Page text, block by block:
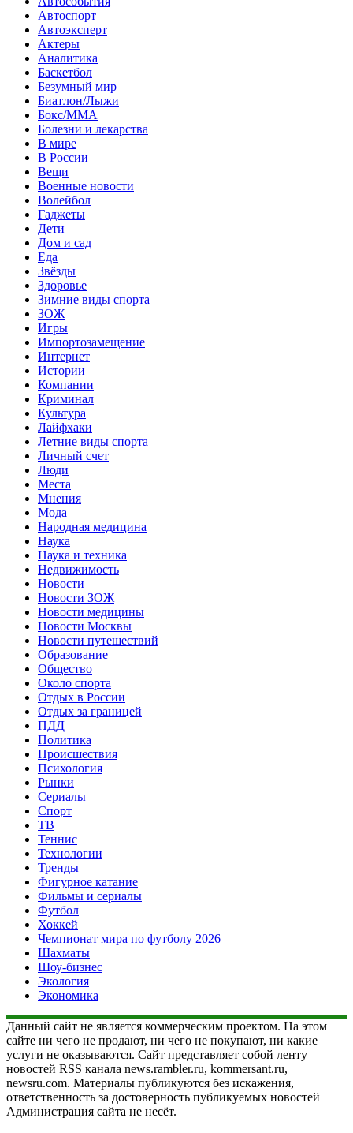
Автоспорт
Автоэксперт
Актеры
Аналитика
Баскетбол
Безумный мир
Биатлон/Лыжи
Бокс/MMA
Болезни и лекарства
В мире
В России
Вещи
Военные новости
Волейбол
Гаджеты
Дети
Дом и сад
Еда
Звёзды
Здоровье
Зимние виды спорта
ЗОЖ
Игры
Импортозамещение
Интернет
Истории
Компании
Криминал
Культура
Лайфхаки
Летние виды спорта
Личный счет
Люди
Места
Мнения
Мода
Народная медицина
Наука
Наука и техника
Недвижимость
Новости
Новости ЗОЖ
Новости медицины
Новости Москвы
Новости путешествий
Образование
Общество
Около спорта
Отдых в России
Отдых за границей
ПДД
Политика
Происшествия
Психология
Рынки
Сериалы
Спорт
ТВ
Теннис
Технологии
Тренды
Фигурное катание
Фильмы и сериалы
Футбол
Хоккей
Чемпионат мира по футболу 2026
Шахматы
Шоу-бизнес
Экология
Экономика
Данный сайт не является коммерческим проектом. На этом
сайте ни чего не продают, ни чего не покупают, ни какие
услуги не оказываются. Сайт представляет собой ленту
новостей RSS канала news.rambler.ru, kommersant.ru,
newsru.com. Материалы публикуются без искажения,
ответственность за достоверность публикуемых новостей
Администрация сайта не несёт.